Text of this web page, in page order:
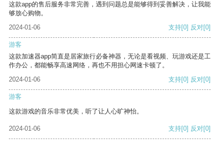
这款app的售后服务非常完善，遇到问题总是能够得到妥善解决，让我能
够放心购物。
2024-01-06
支持[0] 反对[0]
游客
这款加速器app简直是居家旅行必备神器，无论是看视频、玩游戏还是工
作办公，都能畅享高速网络，再也不用担心网速卡顿了。
2024-01-06
支持[0] 反对[0]
游客
这款游戏的音乐非常优美，听了让人心旷神怡。
2024-01-06 支持[0] 反对[0]